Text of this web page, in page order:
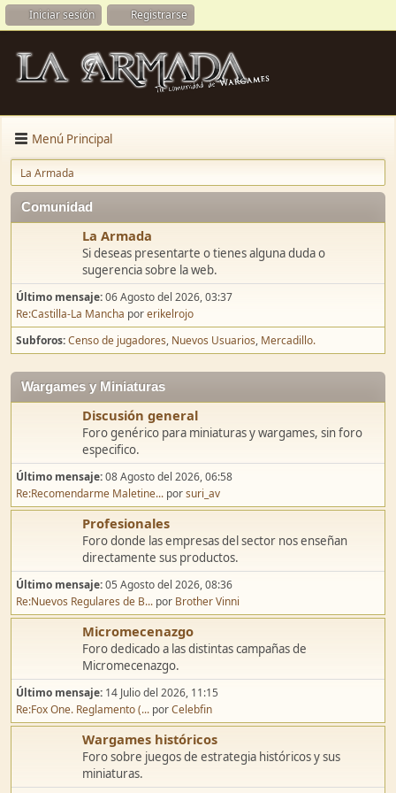
Iniciar sesión Registrarse
Menú Principal
La Armada
Comunidad
La Armada
Si deseas presentarte o tienes alguna duda o
sugerencia sobre la web.
Último mensaje:06 Agosto del 2026, 03:37
Re:Castilla-La Mancha porerikelrojo
Subforos Censo de jugadores Nuevos Usuarios Mercadillo.
Wargames y Miniaturas
Discusión general
Foro genérico para miniaturas y wargames, sin foro
especifico.
Último mensaje:08 Agosto del 2026, 06:58
Re:Recomendarme Maletine... porsuri_av
Profesionales
Foro donde las empresas del sector nos enseñan
directamente sus productos.
Último mensaje:05 Agosto del 2026, 08:36
Re:Nuevos Regulares de B... por Brother Vinni
Micromecenazgo
Foro dedicado a las distintas campañas de
Micromecenazgo.
Último mensaje: 14 Julio del 2026, 11:15
Re:Fox One. Reglamento (... porCelebfin
Wargames históricos
Foro sobre juegos de estrategia históricos y sus
miniaturas.